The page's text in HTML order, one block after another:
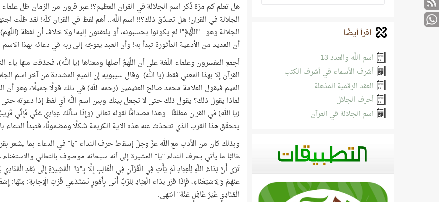
اقرأ أيضًا
اسم اللَّه والعدد 13
أشرف الأسماء في أشرف الكتب
العقد الرقمية المذهلة
أحرف الجلال
اسم الجلالة في القرآن
هل تعلم كم مرّة ذُكر اسم الجلالة في القرآن العظيم؟! عبر قرون من الزمان ظل
الجلالة في القرآن! هل تصدّق ذلك؟!! اسم اللَّه.. أهم لفظ في القرآن كلّه! لقد ظلّت
الجلالة وهو.. "اللَّهُمَّ"! لم يكونوا يحسبونه، أو يلتفتون إليه! ولا خلاف أن لفظة
أن العديد من الأدعية المأثورة تبدأ به! وأن العبد يتوجّه إلى ربه في دعائه بهذا
أجمع المفسرون وعلماء اللّغة على أن اللَّهمَّ أصلها ومعناها (يا الله)، فحذفت منها
القرآن إلا بهذا المعني فقط (يا الله). وقال سيبويه إن الميم المشددة من آخر اسم
الميم فيقول العلامة محمد صالح العثيمين (رحمه الله) في ذلك قولًا جميلًا، وهو أن
لماذا يقول ذلك؟ يقول ذلك حتى لا تجعل بينك وبين اسم الله أي لفظ إذا دعوته حتى
(يا الله) في القرآن مطلقًا.. وهذا مصداقًا لقوله تعالى (وَإِذَا سَأَلَكَ عِبَادِي عَنِّي فَإِنِّي
يتحقّق هذا القرب الذي تتحدّث عنه هذه الآية الكريمة شكلًا ومضمونًا، فتبدأ الدعاء
وبذلك كان من الأدب مع الله عزّ وجلّ إسقاط حرف النداء "يا" في الدعاء بما يشعر
تَرَى أَنَّ نِدَاءَ اللَّهِ لِلْعِبَادِ لَمْ يَأْتِ فِي الْقُرْآنِ فِي الْغَالِبِ إِلَّا بِـ"يَا" الْمُشِيرَةِ إِلَى بُعْدِ
عَنْهُمْ وَالِاسْتِغْنَاءِ، فَإِذَا قَرَّرَ نِدَاءَ الْعِبَادِ لِلرَّبِّ أَتَى بِأُمُورٍ تَسْتَدْعِي قُرْبَ الْإِجَابَةِ:
الْمُنَادِيِ غَيْرُ غَافِلٍ عَنْهُ" انتهى.